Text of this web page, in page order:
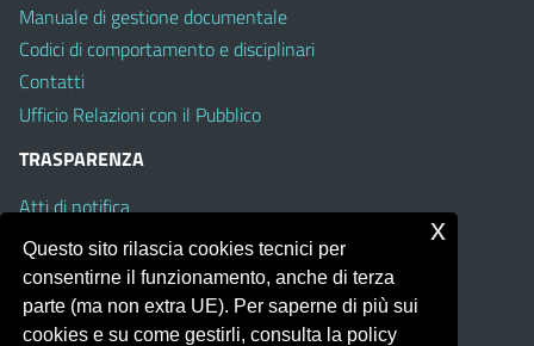
Manuale di gestione documentale
Codici di comportamento e disciplinari
Contatti
Ufficio Relazioni con il Pubblico
TRASPARENZA
Atti di notifica
Albo on line
Amministrazione Trasparente
Obiettivi di Accessibilità
Questo sito rilascia cookies tecnici per
consentirne il funzionamento, anche di terza
parte (ma non extra UE). Per saperne di più sui
cookies e su come gestirli, consulta la policy
x